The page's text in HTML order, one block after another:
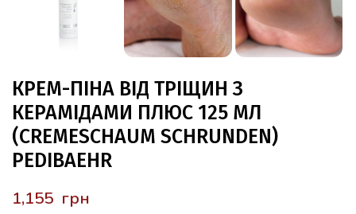
КРЕМ-ПІНА ВІД ТРІЩИН З
КЕРАМІДАМИ ПЛЮС 125 МЛ
(CREMESCHAUM SCHRUNDEN)
PEDIBAEHR
грн